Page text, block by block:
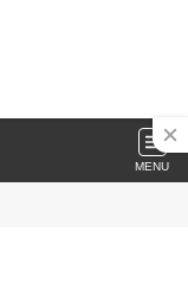
MENU